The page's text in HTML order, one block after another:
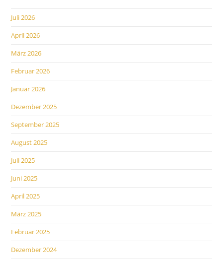
Juli 2026
April 2026
März 2026
Februar 2026
Januar 2026
Dezember 2025
September 2025
August 2025
Juli 2025
Juni 2025
April 2025
März 2025
Februar 2025
Dezember 2024